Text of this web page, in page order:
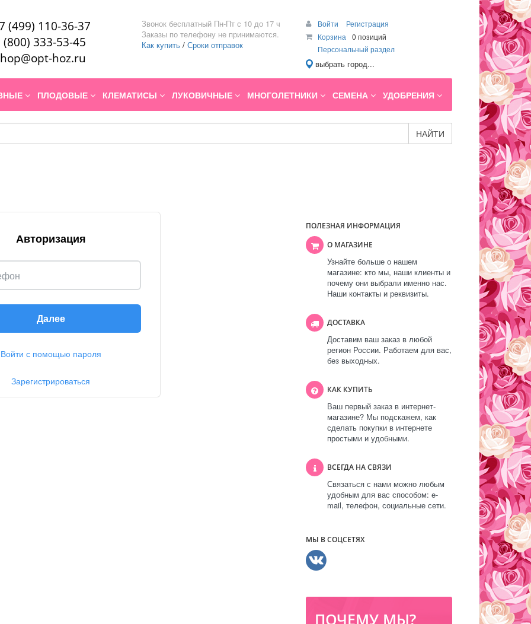
(499) 110-36-37
(800) 333-53-45
hoz.ru
Звонок бесплатный Пн-Пт с 10 до 17 ч
Заказы по телефону не принимаются.
Как купить / Сроки отправок
Войти
Регистрация
Корзина
0 позиций
Персональный раздел
выбрать город...
ПЛОДОВЫЕ КЛЕМАТИСЫ ЛУКОВИЧНЫЕ МНОГОЛЕТНИКИ СЕМЕНА УДОБРЕНИЯ
НАЙТИ
Авторизация
Далее
Войти с помощью пароля
Зарегистрироваться
ПОЛЕЗНАЯ ИНФОРМАЦИЯ
О МАГАЗИНЕ
Узнайте больше о нашем
магазине: кто мы, наши клиенты и
почему они выбрали именно нас.
Наши контакты и реквизиты.
ДОСТАВКА
Доставим ваш заказ в любой
регион России. Работаем для вас,
без выходных.
КАК КУПИТЬ
Ваш первый заказ в интернет-
магазине? Мы подскажем, как
сделать покупки в интернете
простыми и удобными.
ВСЕГДА НА СВЯЗИ
Связаться с нами можно любым
удобным для вас способом: e-
mail, телефон, социальные сети.
МЫ В СОЦСЕТЯХ
ПОЧЕМУ МЫ?